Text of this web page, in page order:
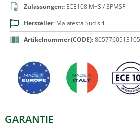
Zulassungen::ECE108 M+S / 3PMSF
Hersteller: Malatesta Sud srl
Artikelnummer (CODE):8057760513105
GARANTIE